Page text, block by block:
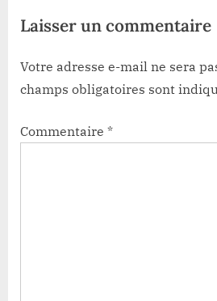
Laisser un commentaire
Votre adresse e-mail ne sera
champs obligatoires sont
Commentaire *